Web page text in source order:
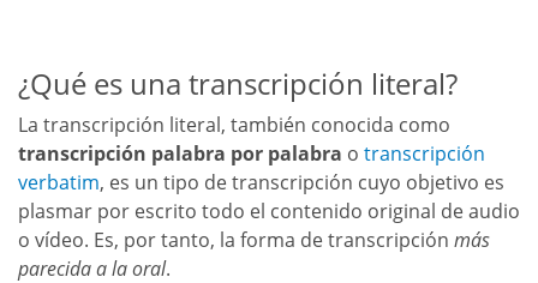
¿Qué es una transcripción literal?
La transcripción literal, también conocida como
transcripción palabra por palabra o transcripción
verbatim, es un tipo de transcripción cuyo objetivo es
plasmar por escrito todo el contenido original de audio
o vídeo. Es, por tanto, la forma de transcripción más
parecida a la oral.